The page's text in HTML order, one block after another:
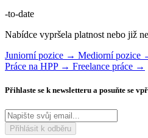
-to-date
Nabídce vypršela platnost nebo již
Juniorní pozice → Mediorní pozice
Práce na HPP → Freelance práce →
Přihlaste se k newsletteru a posuňte se
Přihlásit k odběru